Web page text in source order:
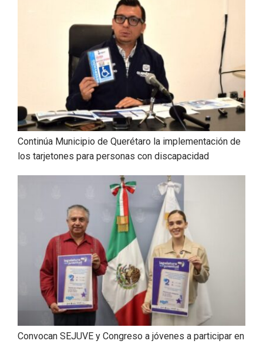
Continúa Municipio de Querétaro la implementación de
los tarjetones para personas con discapacidad
Convocan SEJUVE y Congreso a jóvenes a participar en